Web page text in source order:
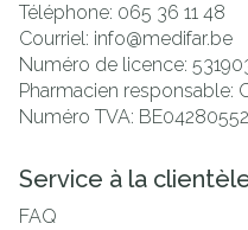
Téléphone: 065 36 11 48
Courriel: info@medifar.be
Numéro de licence:
Pharmacien responsable:
Numéro TVA:
Service à la
FAQ